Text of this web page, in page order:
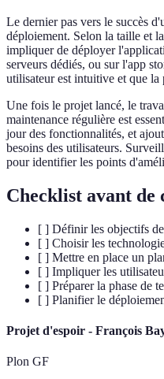
Le dernier pas vers le succès
déploiement. Selon la taille et
impliquer de déployer
serveurs dédiés, ou sur l'app
utilisateur est intuitive et que la
Une fois le projet lancé, le
maintenance régulière est
jour des fonctionnalités, et
besoins des utilisateurs.
pour identifier les points
Checklist avant de
[ ] Définir les objectifs
[ ] Choisir les
[ ] Mettre en place un
[ ] Impliquer les
[ ] Préparer la phase de
[ ] Planifier le
Projet d'espoir - François
Plon GF